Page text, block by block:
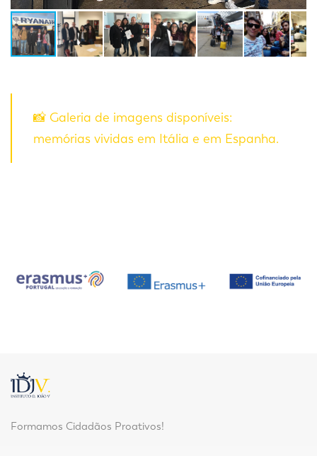
📸 Galeria de imagens disponíveis:
memórias vividas em Itália e em Espanha.
Formamos Cidadãos Proativos!